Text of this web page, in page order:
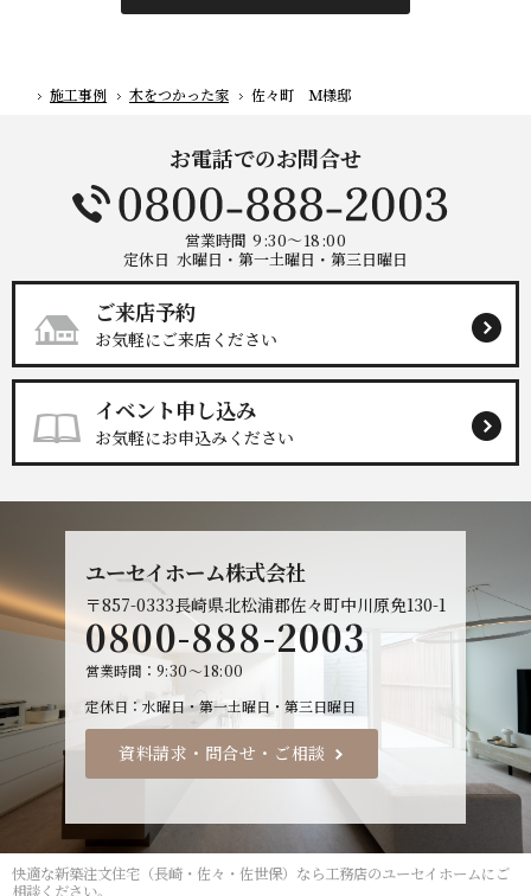
ホーム
施工事例 木をつかった家 佐々町 Ｍ様邸
お電話でのお問合せ
営業時間 9:30～18:00
定休日 水曜日・第一土曜日・第三日曜日
ご来店予約
お気軽にご来店ください
イベント申し込み
お気軽にお申込みください
ユーセイホーム株式会社
〒857-0333長崎県北松浦郡佐々町中川原免130-1
0800-888-2003
営業時間
9:30～18:00
定休日
水曜日・第一土曜日・第三日曜日
資料請求・問合せ・ご相談
快適な新築注文住宅（長崎・佐々・佐世保）なら工務店のユーセイホームにご
相談ください。